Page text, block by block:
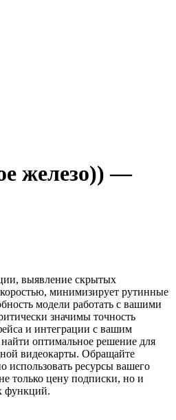
железо)) —
выявление скрытых
минимизирует рутинные
модели работать с вашими
значимы точность
и интеграции с вашим
оптимальное решение для
видеокарты. Обращайте
ресурсы вашего
только цену подписки, но и
функций.